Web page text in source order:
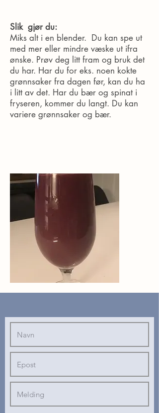
Slik gjør du:
Miks alt i en blender. Du kan spe ut
med mer eller mindre væske ut ifra
ønske. Prøv deg litt fram og bruk det
du har. Har du for eks. noen kokte
grønnsaker fra dagen før, kan du ha
i litt av det. Har du bær og spinat i
fryseren, kommer du langt. Du kan
variere grønnsaker og bær.